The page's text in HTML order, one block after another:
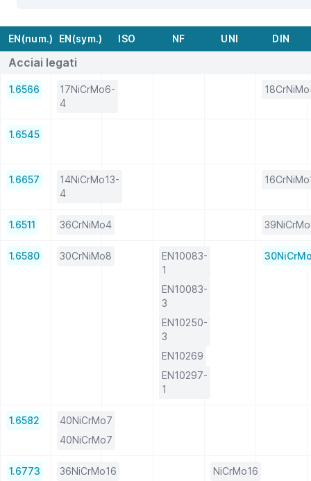
EN(num.) EN(sym.) ISO NF UNI DIN
Acciai legati
1.6566
17NiCrMo6-
4
1.6545
1.6657
14NiCrMo13-
4
1.6511 36CrNiMo4
1.6580 30CrNiMo8
EN10083-
1
EN10083-
3
EN10250-
3
EN10269
EN10297-
1
1.6582
40NiCrMo7
40NiCrMo7
1.6773 36NiCrMo16 NiCrMo16